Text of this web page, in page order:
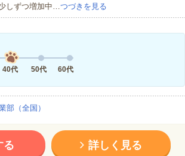
しずつ増加中…つづきを見る
40代 50代 60代
（全国）
る 詳しく見る